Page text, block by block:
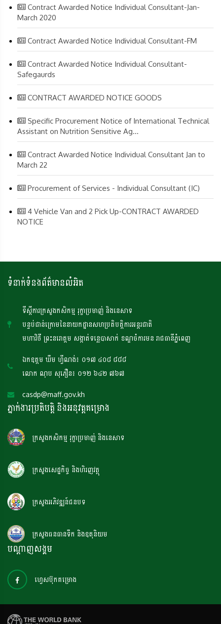
Contract Awarded Notice Individual Consultant-Jan-
March 2020
Contract Awarded Notice Individual Consultant-FM
Contract Awarded Notice Individual Consultant-
Safegaurds
CONTRACT AWARDED NOTICE GOODS
Specific Procurement Notice of International Technical
Assistant on Nutrition Sensitive Ag...
Contract Awarded Notice Individual Consultant Jan to
March 22
Procurement of Services - Individual Consultant (IC)
4 Vehicle Van and 2 Pick Up-CONTRACT AWARDED
NOTICE
ទំនាក់ទំនងព័ត៌មានលំអិត
ទីស្តីការក្រសួងកសិកម្ម រុក្ខាប្រមាញ់ និងនេសាទ
បន្ទប់ជាន់ក្រោមនៃនាយកដ្ឋានសហប្រតិបត្តិការអន្តរជាតិ
មហាវិថី ព្រះនរោត្តម សង្កាត់ទន្លេបាសាក់ ខណ្ឌចំការមន រាជធានីភ្នំពេញ
ឯកឧត្តម ឃឹម ហ្វីណង់៖ ០១៧ ៤០៨ ៨៨៨
លោក ណុប សុភឿន៖ ០១២ ៦៤២ ៧៦៧
casdp@maff.gov.kh
ភ្នាក់ងារប្រតិបត្តិ និងអនុវត្តគម្រោង
ក្រសួងកសិកម្ម រុក្ខាប្រមាញ់ និងនេសាទ
ក្រសួងសេដ្ឋកិច្ច និងហិរញវត្ថុ
ក្រសួងអភិវឌ្ឍន៍ជនបទ
ក្រសួងធនធានទឹក និងឧតុនិយម
បណ្តាញសង្គម
ហ្វេសប៊ុកគម្រោង